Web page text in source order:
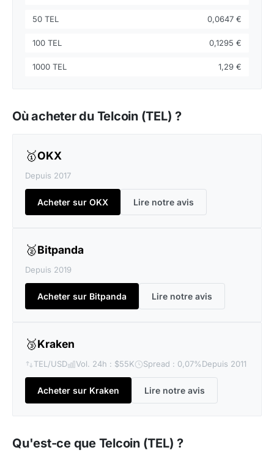
50 TEL 0,0647 €
100 TEL 0,1295 €
1000 TEL 1,29 €
Où acheter du Telcoin (TEL) ?
🥇OKX
Depuis 2017
Acheter sur OKX Lire notre avis
🥈Bitpanda
Depuis 2019
Acheter sur Bitpanda Lire notre avis
🥉Kraken
TEL/USD Vol. 24h : $55K Spread : 0,07%Depuis 2011
Acheter sur Kraken Lire notre avis
Qu'est-ce que Telcoin (TEL) ?